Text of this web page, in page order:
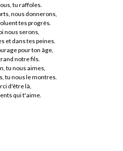
tu raffoles.
nous donnerons,
tes progrès.
nous serons,
et dans tes peines.
pour ton âge,
notre fils.
tu nous aimes,
tu nous le montres.
d'être là,
qui t'aime.